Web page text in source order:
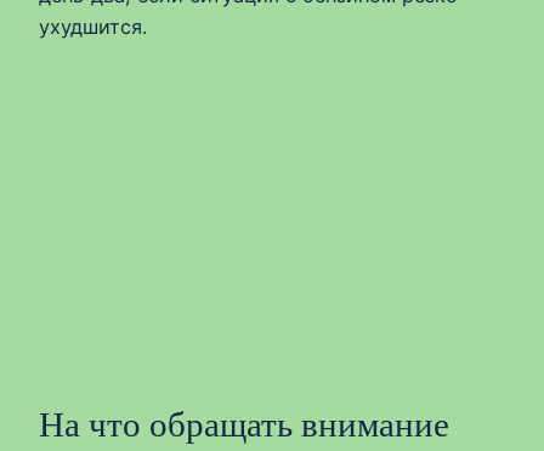
ухудшится.
На что обращать внимание